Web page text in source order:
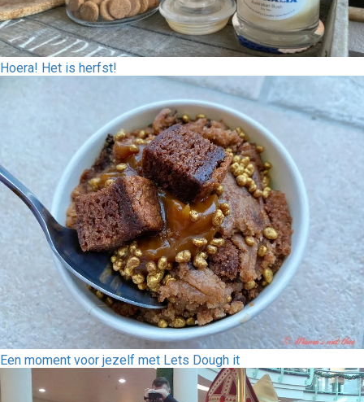
Hoera! Het is herfst!
Een moment voor jezelf met Lets Dough it